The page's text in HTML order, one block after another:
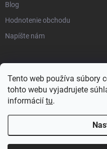
Tento web používa súbory
tohto webu vyjadrujete
informácií tu.
Blog
Hodnotenie obchodu
Napíšte nám